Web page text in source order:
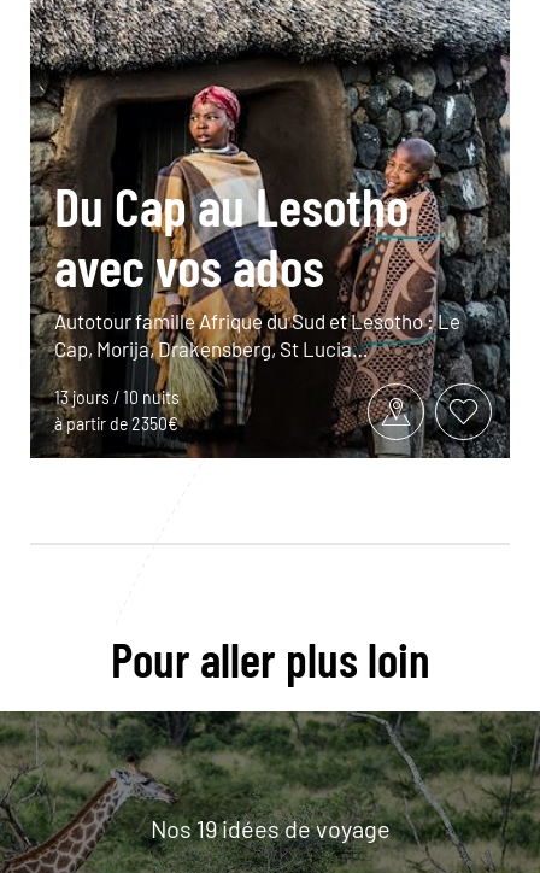
Du Cap au Lesotho
avec vos ados
Autotour famille Afrique du Sud et Lesotho : Le
Cap, Morija, Drakensberg, St Lucia…
13 jours / 10 nuits
à partir de 2350€
Pour aller plus loin
Nos 19 idées de voyage